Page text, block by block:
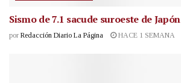
Sismo de 7.1 sacude suroeste de Japón
por Redacción Diario La Página HACE 1 SEMANA